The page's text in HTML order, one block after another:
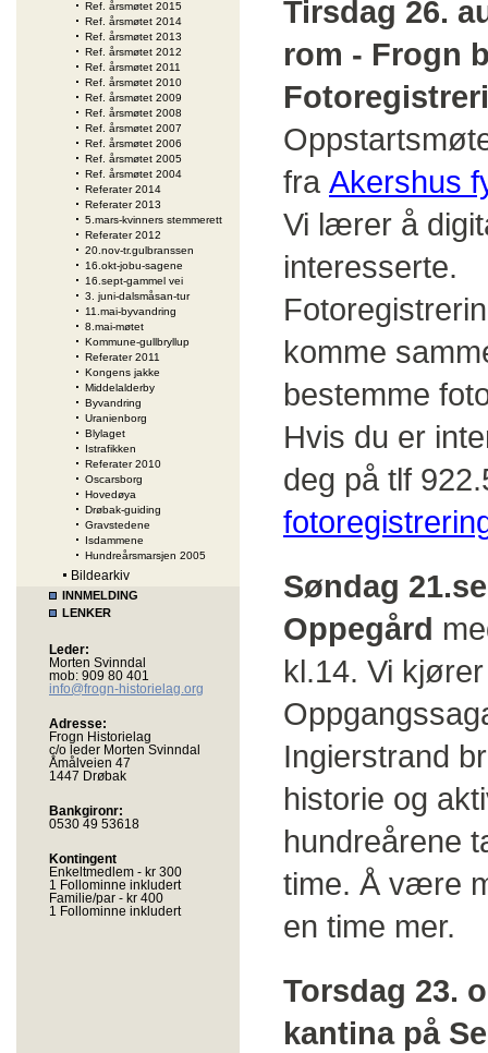
Ref. årsmøtet 2015
Ref. årsmøtet 2014
Ref. årsmøtet 2013
Ref. årsmøtet 2012
Ref. årsmøtet 2011
Ref. årsmøtet 2010
Ref. årsmøtet 2009
Ref. årsmøtet 2008
Ref. årsmøtet 2007
Ref. årsmøtet 2006
Ref. årsmøtet 2005
Ref. årsmøtet 2004
Referater 2014
Referater 2013
5.mars-kvinners stemmerett
Referater 2012
20.nov-tr.gulbranssen
16.okt-jobu-sagene
16.sept-gammel vei
3. juni-dalsmåsan-tur
11.mai-byvandring
8.mai-møtet
Kommune-gullbryllup
Referater 2011
Kongens jakke
Middelalderby
Byvandring
Uranienborg
Blylaget
Istrafikken
Referater 2010
Oscarsborg
Hovedøya
Drøbak-guiding
Gravstedene
Isdammene
Hundreårsmarsjen 2005
Bildearkiv
INNMELDING
LENKER
Leder:
Morten Svinndal
mob: 909 80 401
info@frogn-historielag.org
Adresse:
Frogn Historielag
c/o leder Morten Svinndal
Åmålveien 47
1447 Drøbak
Bankgironr:
0530 49 53618
Kontingent
Enkeltmedlem - kr 300
1 Follominne inkludert
Familie/par - kr 400
1 Follominne inkludert
Tirsdag 26.
rom - Frogn
fra Akershus
Vi lærer å
interesserte.
komme
bestemme
Hvis du er
deg på tlf
Søndag
Oppegård
kl.14. Vi
Ingierstrand
historie og
hundreårene
time. Å være
en time mer.
Torsdag 23.
kantina på